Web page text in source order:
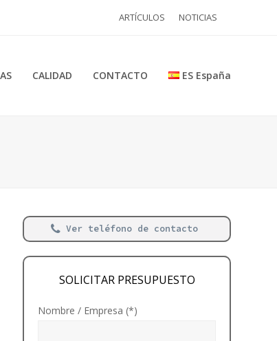
ARTÍCULOS NOTICIAS
CALIDAD CONTACTO ES España
Ver teléfono de contacto
SOLICITAR PRESUPUESTO
Nombre / Empresa (*)